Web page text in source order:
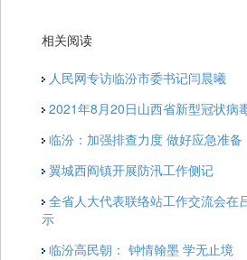
相关阅读
人民网专访临汾市委书记闫晨曦
2021年8月20日山西省新型冠状病
临汾：加强排查力度 做好应急准备
翼城西阎镇开展防汛工作侧记
全省人大代表联络站工作交流会在
示
临汾高民朝： 钟情翰墨 学无止境